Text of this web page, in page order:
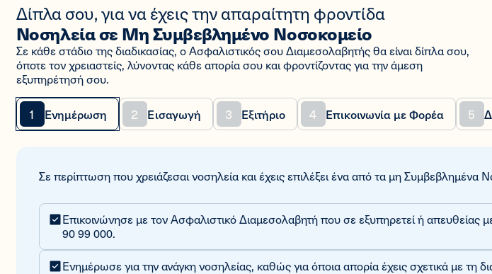
Δίπλα σου, για να έχεις την απαραίτητη φροντίδα
Νοσηλεία σε Μη Συμβεβλημένο Νοσοκομείο
Σε κάθε στάδιο της διαδικασίας, ο Ασφαλιστικός σου Διαμεσολαβητής θα είναι δίπλα σου,
όποτε τον χρειαστείς, λύνοντας κάθε απορία σου και φροντίζοντας για την άμεση
εξυπηρέτησή σου.
1 Ενημέρωση 2 Εισαγωγή 3 Εξιτήριο 4 Επικοινωνία με Φορέα 5
Σε περίπτωση που χρειάζεσαι νοσηλεία και έχεις επιλέξει ένα από τα μη
Επικοινώνησε με τον Ασφαλιστικό Διαμεσολαβητή που σε εξυπηρετεί ή
90 99 000.
Ενημέρωσε για την ανάγκη νοσηλείας, καθώς για όποια απορία έχεις σχετικά με τη